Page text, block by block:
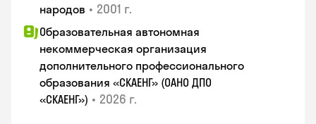
народов • 2001 г.
Образовательная автономная
некоммерческая организация
дополнительного профессионального
образования «СКАЕНГ» (ОАНО ДПО
«СКАЕНГ») • 2026 г.